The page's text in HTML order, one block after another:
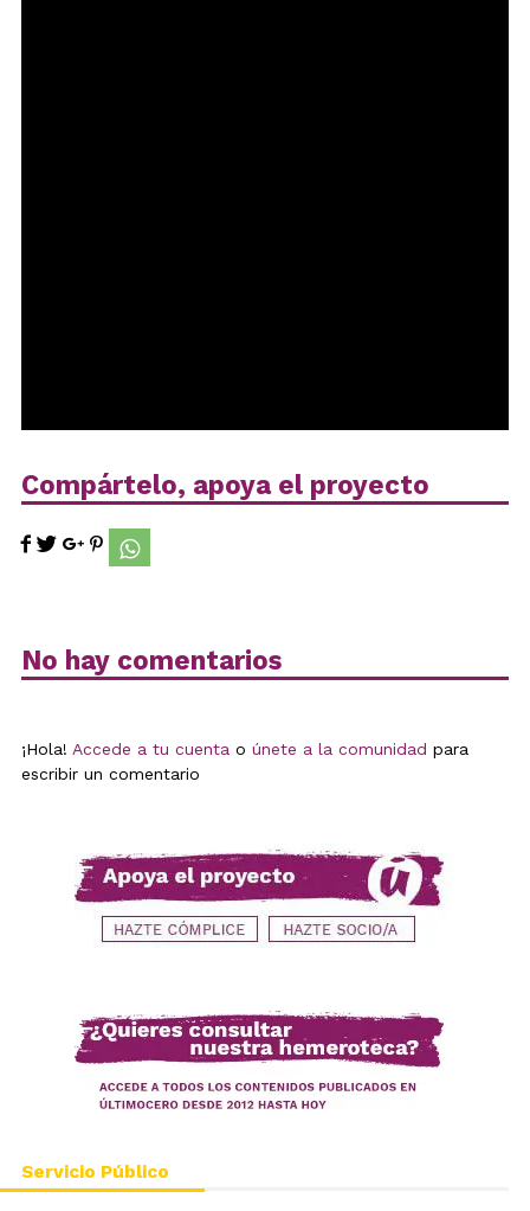
Compártelo, apoya el proyecto
No hay comentarios
¡Hola! Accede a tu cuenta o únete a la comunidad para
escribir un comentario
Servicio Público